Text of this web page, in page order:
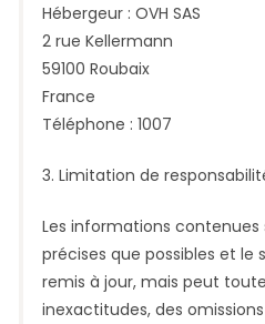
Hébergeur : OVH SAS
2 rue Kellermann
59100 Roubaix
France
Téléphone : 1007
3. Limitation de
Les informations contenues
précises que possibles et
remis à jour, mais peut
inexactitudes, des